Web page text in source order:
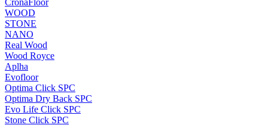
CronaFloor
WOOD
STONE
NANO
Real Wood
Wood Royce
Aplha
Evofloor
Optima Click SPC
Optima Dry Back SPC
Evo Life Click SPC
Stone Click SPC